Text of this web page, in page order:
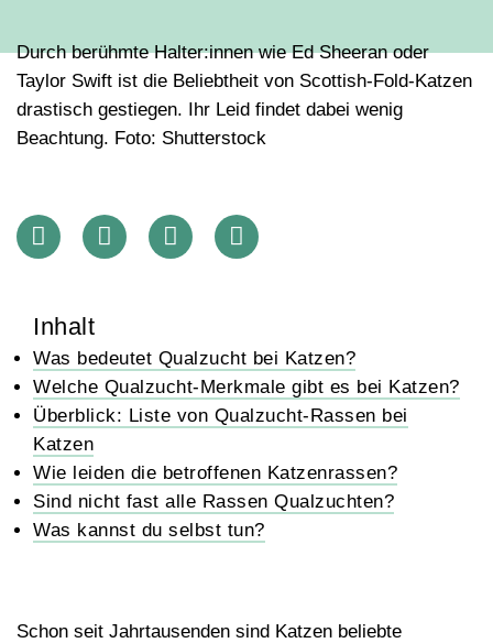
Durch berühmte Halter:innen wie Ed Sheeran oder
Taylor Swift ist die Beliebtheit von Scottish-Fold-Katzen
drastisch gestiegen. Ihr Leid findet dabei wenig
Beachtung. Foto: Shutterstock
Inhalt
Was bedeutet Qualzucht bei Katzen?
Welche Qualzucht-Merkmale gibt es bei Katzen?
Überblick: Liste von Qualzucht-Rassen bei
Katzen
Wie leiden die betroffenen Katzenrassen?
Sind nicht fast alle Rassen Qualzuchten?
Was kannst du selbst tun?
Schon seit Jahrtausenden sind Katzen beliebte